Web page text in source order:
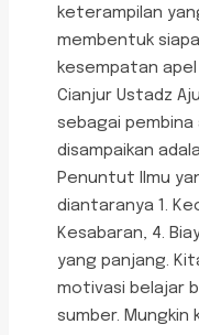
keterampilan
membentuk
kesempatan apel
Cianjur Ustadz
sebagai
disampaikan
Penuntut Ilmu
diantaranya 1.
Kesabaran, 4.
yang panjang.
motivasi belajar
sumber.